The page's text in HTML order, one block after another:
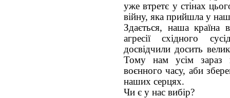
уже втретє у стінах
війну, яка прийшла у
Здається, наша країна
агресії східного
досвідчили досить
Тому нам усім зараз
воєнного часу, аби
наших серцях.
Чи є у нас вибір?